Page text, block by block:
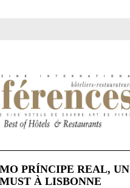
PRÍNCIPE REAL, UN
MUST À LISBONNE